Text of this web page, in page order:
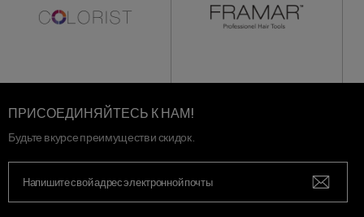
ПРИСОЕДИНЯЙТЕСЬ К НАМ!
Будьте в курсе преимуществ и скидок.